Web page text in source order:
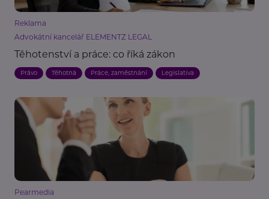
Reklama
Advokátní kancelář ELEMENTZ LEGAL
Těhotenství a práce: co říká zákon
Právo Těhotná Práce, zaměstnání Legislativa
Pearmedia